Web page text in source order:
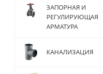
ЗАПОРНАЯ И
РЕГУЛИРУЮЩАЯ
АРМАТУРА
КАНАЛИЗАЦИЯ